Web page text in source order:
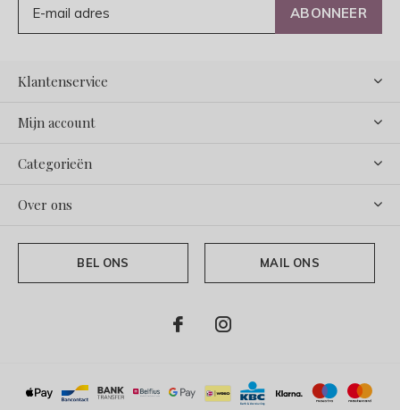
ABONNEER
Klantenservice
Mijn account
Categorieën
Over ons
BEL ONS MAIL ONS